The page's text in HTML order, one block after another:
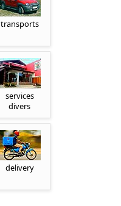
transports
services
divers
delivery